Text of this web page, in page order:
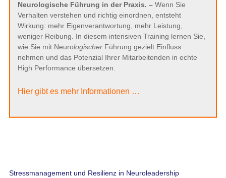
Neurologische Führung in der Praxis. – Wenn Sie
Verhalten verstehen und richtig einordnen, entsteht
Wirkung: mehr Eigenverantwortung, mehr Leistung,
weniger Reibung. In diesem intensiven Training lernen Sie,
wie Sie mit NeurologischerFührung gezielt Einfluss
nehmen und das Potenzial Ihrer Mitarbeitenden in echte
High Performance übersetzen.
Hier gibt es mehr Informationen …
Stressmanagement und Resilienz in Neuroleadership